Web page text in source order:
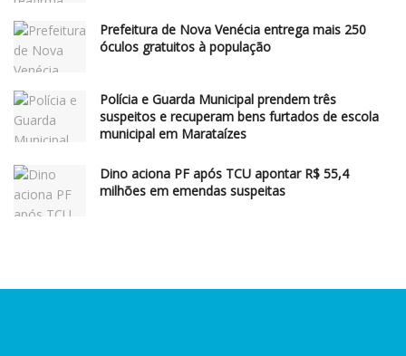
Prefeitura de Nova Venécia entrega mais 250
óculos gratuitos à população
Polícia e Guarda Municipal prendem três
suspeitos e recuperam bens furtados de escola
municipal em Marataízes
Dino aciona PF após TCU apontar R$ 55,4
milhões em emendas suspeitas